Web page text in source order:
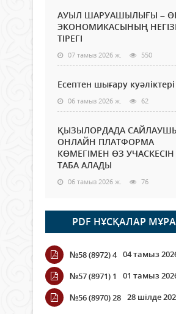
АУЫЛ ШАРУАШЫЛЫҒЫ –
ЭКОНОМИКАСЫНЫҢ
ТІРЕГІ
07 тамыз 2026 ж. 550
Есептен шығару куәліктері
06 тамыз 2026 ж. 62
ҚЫЗЫЛОРДАДА
ОНЛАЙН ПЛАТФОРМА
КӨМЕГІМЕН ӨЗ
ТАБА АЛАДЫ
06 тамыз 2026 ж. 76
Open Air: Қызылорда
полиция департаменті 20
мыңнан астам
қауіпсіздігін қамтамасыз
06 тамыз 2026 ж.
Wi-Fi ҚАБЫРҒА АРҚЫЛЫ
ӨТЕДІ?
PDF НҰСҚАЛАР
№58 (8972) 4 04 тамыз
№57 (8971) 1
01 тамыз
№56 (8970) 28 28 шілде